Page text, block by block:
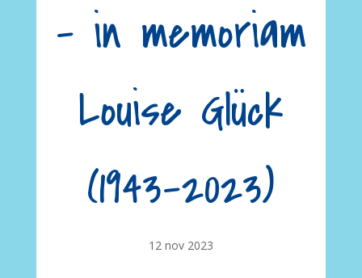
– in memoriam
Louise Glück
(1943-2023)
12 nov 2023